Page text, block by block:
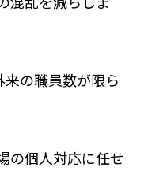
の職員数が限ら
の個人対応に任せ